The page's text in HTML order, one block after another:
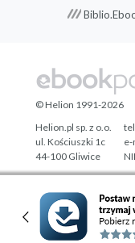
Designed with ♥ by
© Helion 1991-2026
Helion.pl sp. z o.o.
ul. Kościuszki 1c
44-100 Gliwice
e-